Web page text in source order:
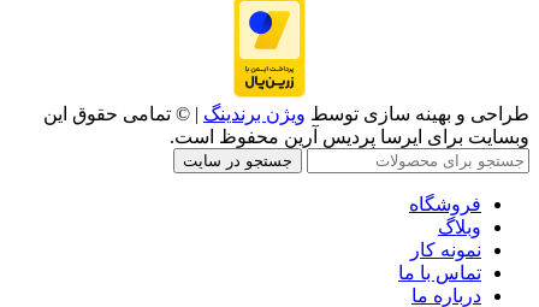
طراحی و بهینه سازی توسط ویژن برندینگ | © تمامی حقوق این
وبسایت برای ایرسا پردیس آرین محفوظ است.
جستجو در سایت
فروشگاه
وبلاگ
نمونه کار
تماس با ما
درباره ما